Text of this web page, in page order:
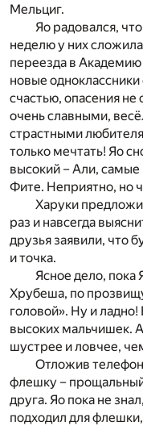
Мельциг.
Яо радовался,
неделю у них
переезда в
новые
счастью, опасения
очень славными,
страстными
только мечтать! Яо
высокий – Али, самые
Фите. Неприятно, но
Харуки
раз и навсегда
друзья заявили, что
и точка.
Ясное дело, пока
Хрубеша, по
головой». Ну и
высоких мальчишек.
шустрее и ловчее,
Отложив
флешку –
друга. Яо пока не
подходил для